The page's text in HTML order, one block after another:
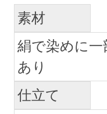
素材
絹で染めに一
あり
仕立て